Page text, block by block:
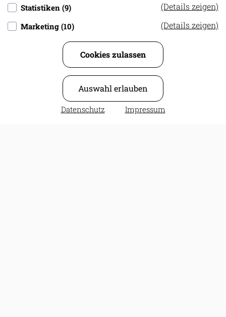
Statistiken (9) (Details zeigen)
Marketing (10) (Details zeigen)
Cookies zulassen
Auswahl erlauben
Datenschutz Impressum
Zahlung und Versand
Über uns
Kunden-Service
INFORMATION